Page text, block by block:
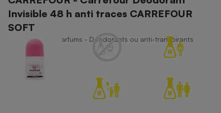
Invisible 48 h anti traces CARREFOUR
SOFT
Déodorants et parfums - Déodorants ou anti-transpirants